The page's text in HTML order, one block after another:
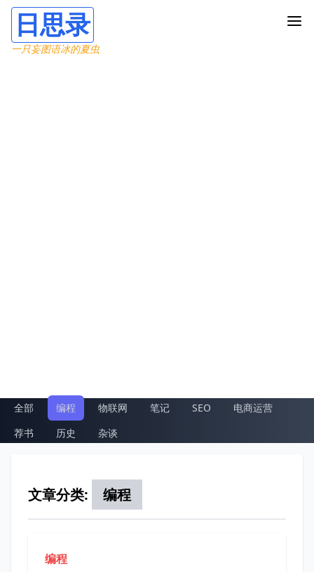
日思录
一只妄图语冰的夏虫
全部 编程 物联网 笔记 SEO
电商运营
荐书
历史 杂谈
文章分类: 编程
编程